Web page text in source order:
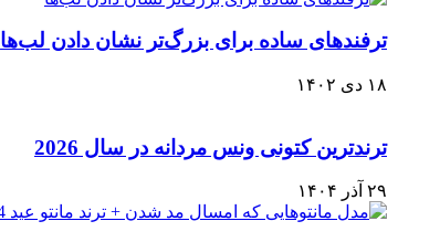
ترفندهای ساده برای بزرگ‌تر نشان دادن لب‌ها
۱۸ دی ۱۴۰۲
ترندترین کتونی‌ ونس مردانه در سال 2026
۲۹ آذر ۱۴۰۴